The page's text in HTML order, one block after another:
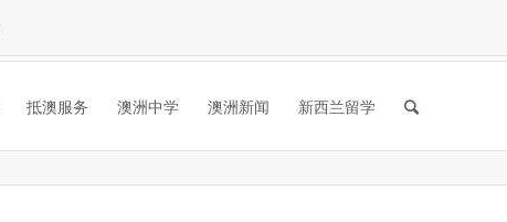
抵澳服务 澳洲中学 澳洲新闻 新西兰留学